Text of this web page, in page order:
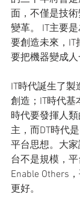
面，不僅是技
變革。 IT主要
要創造未來，IT
要把機器變成人
IT時代誕生了製
創造；IT時代基
時代要發揮人
主，而DT時代
平台思想。大
台不是規模，
Enable Others
更好。